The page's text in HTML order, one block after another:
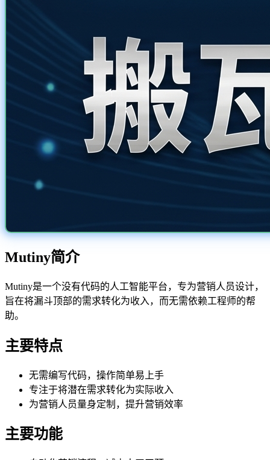
Mutiny简介
Mutiny是一个没有代码的人工智能平台，专为营销人员设计，
旨在将漏斗顶部的需求转化为收入，而无需依赖工程师的帮
助。
主要特点
无需编写代码，操作简单易上手
专注于将潜在需求转化为实际收入
为营销人员量身定制，提升营销效率
主要功能